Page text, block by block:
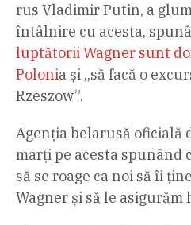
rus Vladimir Putin, a
întâlnire cu acesta,
luptătorii Wagner sunt
Polonia și „să facă o
Rzeszow”.
Agenția belarusă oficială
marți pe acesta spunând
să se roage ca noi să îi
Wagner și să le asigurăm